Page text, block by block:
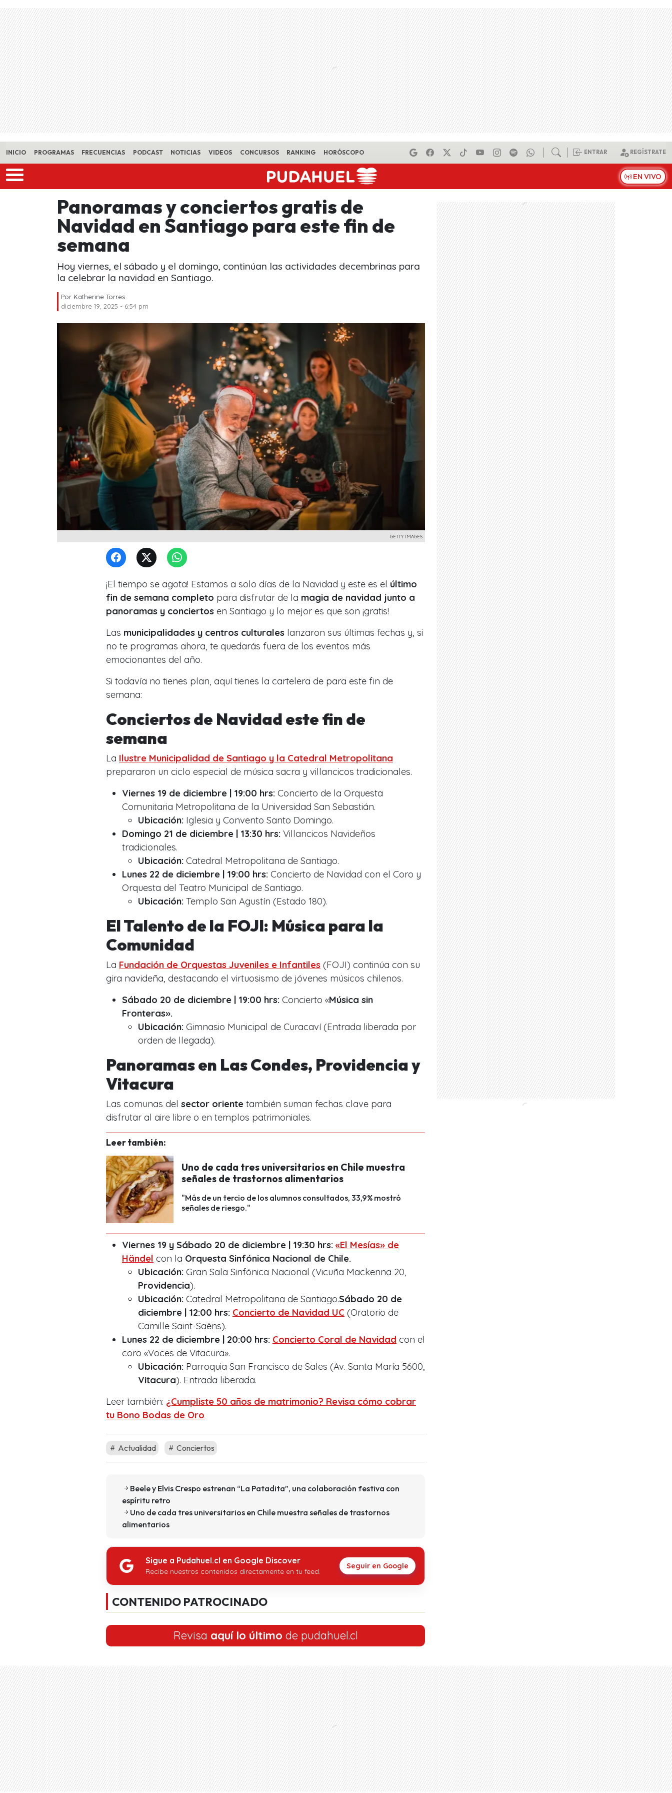
Skip to main content
INICIO PROGRAMAS FRECUENCIAS PODCAST NOTICIAS VIDEOS CONCURSOS RANKING HORÓSCOPO ENTRAR REGÍSTRATE
EN VIVO
Panoramas y conciertos gratis de
Navidad en Santiago para este fin de
semana
Hoy viernes, el sábado y el domingo, continúan las actividades decembrinas para
la celebrar la navidad en Santiago.
Por Katherine Torres
diciembre 19, 2025 - 6:54 pm
GETTY IMAGES
¡El tiempo se agota! Estamos a solo días de la Navidad y este es el último
fin de semana completo para disfrutar de la magia de navidad junto a
panoramas y conciertos en Santiago y lo mejor es que son ¡gratis!
Las municipalidades y centros culturales lanzaron sus últimas fechas y, si
no te programas ahora, te quedarás fuera de los eventos más
emocionantes del año.
Si todavía no tienes plan, aquí tienes la cartelera de para este fin de
semana:
Conciertos de Navidad este fin de
semana
La Ilustre Municipalidad de Santiago y la Catedral Metropolitana
prepararon un ciclo especial de música sacra y villancicos tradicionales.
Viernes 19 de diciembre | 19:00 hrs: Concierto de la Orquesta
Comunitaria Metropolitana de la Universidad San Sebastián.
Ubicación: Iglesia y Convento Santo Domingo.
Domingo 21 de diciembre | 13:30 hrs: Villancicos Navideños
tradicionales.
Ubicación: Catedral Metropolitana de Santiago.
Lunes 22 de diciembre | 19:00 hrs: Concierto de Navidad con el Coro y
Orquesta del Teatro Municipal de Santiago.
Ubicación: Templo San Agustín (Estado 180).
El Talento de la FOJI: Música para la
Comunidad
La Fundación de Orquestas Juveniles e Infantiles (FOJI) continúa con su
gira navideña, destacando el virtuosismo de jóvenes músicos chilenos.
Sábado 20 de diciembre | 19:00 hrs: Concierto «Música sin
Fronteras».
Ubicación: Gimnasio Municipal de Curacaví (Entrada liberada por
orden de llegada).
Panoramas en Las Condes, Providencia y
Vitacura
Las comunas del sector oriente también suman fechas clave para
disfrutar al aire libre o en templos patrimoniales.
Leer también:
Uno de cada tres universitarios en Chile muestra
señales de trastornos alimentarios
"Más de un tercio de los alumnos consultados, 33,9% mostró
señales de riesgo."
Viernes 19 y Sábado 20 de diciembre | 19:30 hrs: «El Mesías» de
Händel con la Orquesta Sinfónica Nacional de Chile.
Ubicación: Gran Sala Sinfónica Nacional (Vicuña Mackenna 20,
Providencia).
Ubicación: Catedral Metropolitana de Santiago.Sábado 20 de
diciembre | 12:00 hrs: Concierto de Navidad UC (Oratorio de
Camille Saint-Saëns).
Lunes 22 de diciembre | 20:00 hrs: Concierto Coral de Navidad con el
coro «Voces de Vitacura».
Ubicación: Parroquia San Francisco de Sales (Av. Santa María 5600,
Vitacura). Entrada liberada.
Leer también: ¿Cumpliste 50 años de matrimonio? Revisa cómo cobrar
tu Bono Bodas de Oro
Actualidad Conciertos
Beele y Elvis Crespo estrenan “La Patadita”, una colaboración festiva con
espíritu retro
Uno de cada tres universitarios en Chile muestra señales de trastornos
alimentarios
Sigue a Pudahuel.cl en Google Discover
Recibe nuestros contenidos directamente en tu feed.
Seguir en Google
CONTENIDO PATROCINADO
Revisa aquí lo último de pudahuel.cl